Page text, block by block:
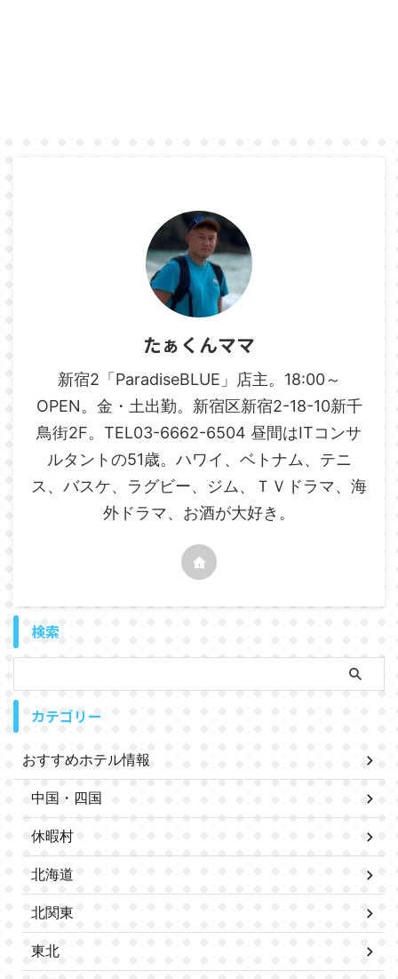
たぁくんママ
新宿2「ParadiseBLUE」店主。18:00～
OPEN。金・土出勤。新宿区新宿2-18-10新千
鳥街2F。TEL03-6662-6504 昼間はITコンサ
ルタントの51歳。ハワイ、ベトナム、テニ
ス、バスケ、ラグビー、ジム、ＴＶドラマ、海
外ドラマ、お酒が大好き。
検索
カテゴリー
おすすめホテル情報
中国・四国
休暇村
北海道
北関東
東北